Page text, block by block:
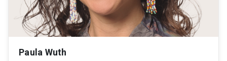
Paula Wuth